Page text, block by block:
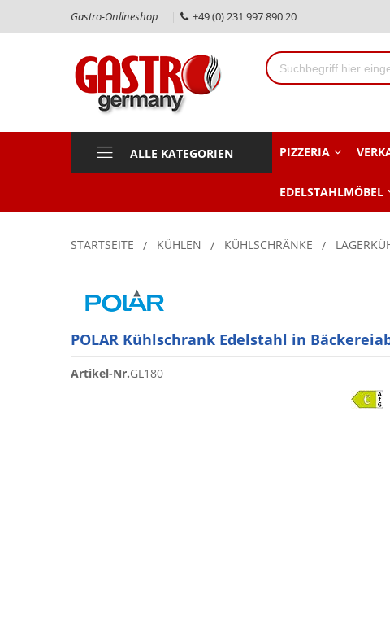
Gastro-Onlineshop +49 (0) 231 997 890 20
ALLE KATEGORIEN PIZZERIA
EDELSTAHLMÖBEL
STARTSEITE KÜHLEN KÜHLSCHRÄNKE
POLAR Kühlschrank Edelstahl in
Artikel-Nr.GL180